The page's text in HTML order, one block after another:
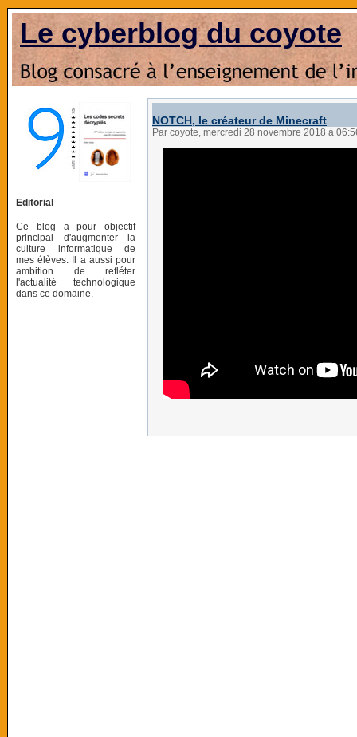
Le cyberblog du coyote
Editorial
Ce blog a pour objectif
principal d'augmenter la
culture informatique de
mes élèves. Il a aussi pour
ambition de refléter
l'actualité technologique
dans ce domaine.
NOTCH, le créateur de Minecraft
Par coyote, mercredi 28 novembre 2018 à